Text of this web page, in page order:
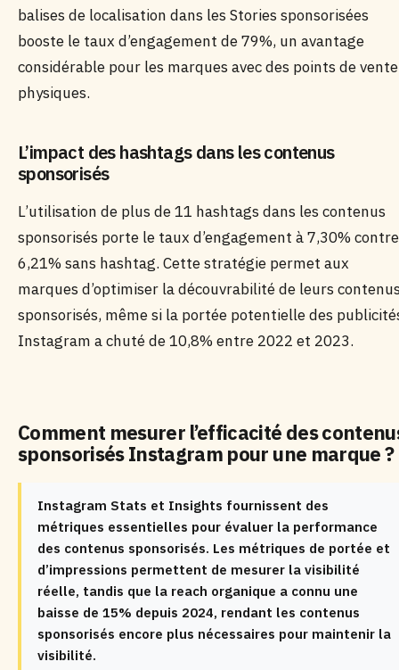
balises de localisation dans les Stories sponsorisées
booste le taux d’engagement de 79%, un avantage
considérable pour les marques avec des points de vente
physiques.
L’impact des hashtags dans les contenus
sponsorisés
L’utilisation de plus de 11 hashtags dans les contenus
sponsorisés porte le taux d’engagement à 7,30% contre
6,21% sans hashtag. Cette stratégie permet aux
marques d’optimiser la découvrabilité de leurs
sponsorisés, même si la portée potentielle des
Instagram a chuté de 10,8% entre 2022 et 2023.
Comment mesurer l’efficacité des
sponsorisés Instagram pour une marque ?
Instagram Stats et Insights fournissent des
métriques essentielles pour évaluer la performance
des contenus sponsorisés. Les métriques de portée et
d’impressions permettent de mesurer la visibilité
réelle, tandis que la reach organique a connu une
baisse de 15% depuis 2024, rendant les contenus
sponsorisés encore plus nécessaires pour maintenir la
visibilité.